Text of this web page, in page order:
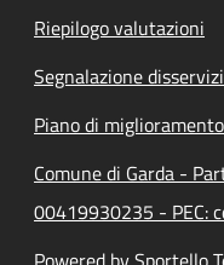
Riepilogo valutazioni
Segnalazione
Piano di
Comune di Garda -
00419930235 - PEC: